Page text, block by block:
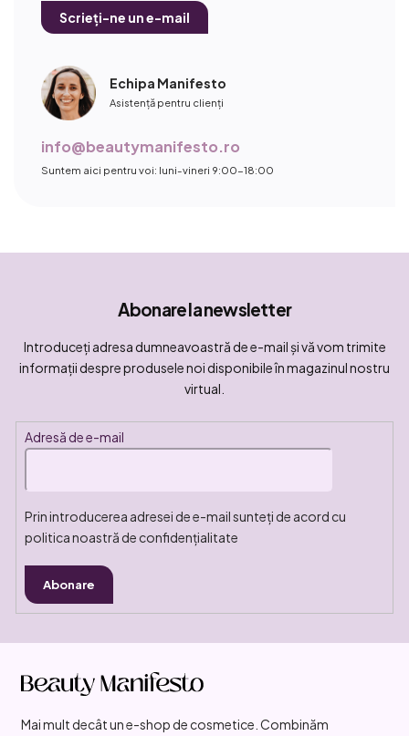
Scrieți-ne un e-mail
Echipa Manifesto
Asistență pentru clienți
info@beautymanifesto.ro
Suntem aici pentru voi: luni-vineri 9:00-18:00
Abonare la newsletter
Introduceţi adresa dumneavoastră de e-mail şi vă vom trimite
informaţii despre produsele noi disponibile în magazinul nostru
virtual.
Adresă de e-mail
Prin introducerea adresei de e-mail sunteți de acord cu
politica noastră de confidențialitate
Abonare
Mai mult decât un e-shop de cosmetice. Combinăm